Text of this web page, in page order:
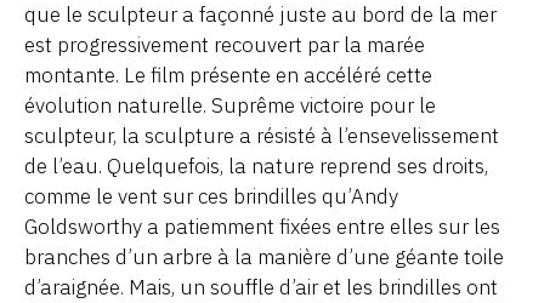
que le sculpteur a façonné juste au bord de la mer
est progressivement recouvert par la marée
montante. Le film présente en accéléré cette
évolution naturelle. Suprême victoire pour le
sculpteur, la sculpture a résisté à l’ensevelissement
de l’eau. Quelquefois, la nature reprend ses droits,
comme le vent sur ces brindilles qu’Andy
Goldsworthy a patiemment fixées entre elles sur les
branches d’un arbre à la manière d’une géante toile
d’araignée. Mais, un souffle d’air et les brindilles ont